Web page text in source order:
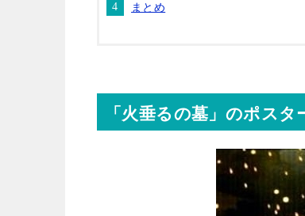
まとめ
「火垂るの墓」のポス